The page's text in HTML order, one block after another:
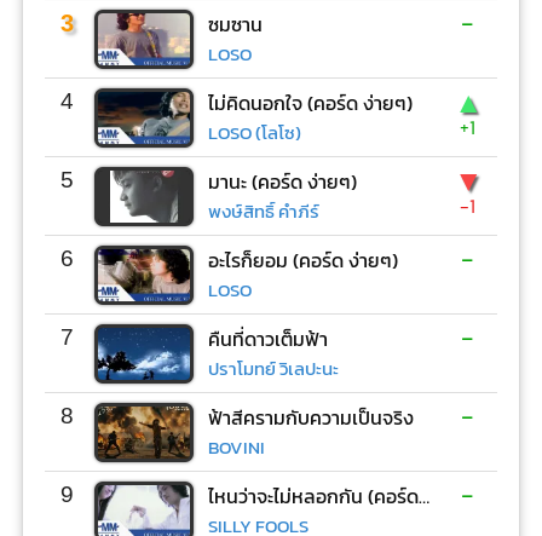
3 ซมซาน
LOSO
-
4 ไม่คิดนอกใจ (คอร์ด ง่ายๆ)
LOSO (โลโซ)
▲
+1
5 มานะ (คอร์ด ง่ายๆ)
พงษ์สิทธิ์ คำภีร์
▼
-1
6 อะไรก็ยอม (คอร์ด ง่ายๆ)
LOSO
-
7 คืนที่ดาวเต็มฟ้า
ปราโมทย์ วิเลปะนะ
-
8 ฟ้าสีครามกับความเป็นจริง
BOVINI
-
9 ไหนว่าจะไม่หลอกกัน (คอร์ด ง่ายๆ)
SILLY FOOLS
-